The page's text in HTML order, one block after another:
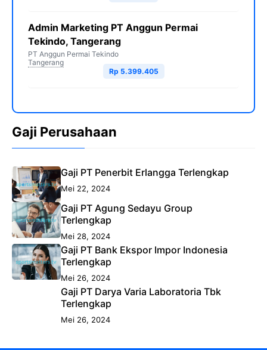
Admin Marketing PT Anggun Permai
Tekindo, Tangerang
PT Anggun Permai Tekindo
Tangerang
Rp 5.399.405
Gaji Perusahaan
Gaji PT Penerbit Erlangga Terlengkap
Mei 22, 2024
Gaji PT Agung Sedayu Group
Terlengkap
Mei 28, 2024
Gaji PT Bank Ekspor Impor Indonesia
Terlengkap
Mei 26, 2024
Gaji PT Darya Varia Laboratoria Tbk
Terlengkap
Mei 26, 2024